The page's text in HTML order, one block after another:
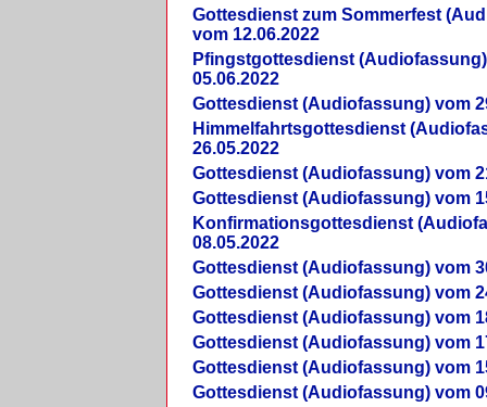
Gottesdienst zum Sommerfest
vom 12.06.2022
Pfingstgottesdienst
05.06.2022
Gottesdienst (Audiofassung) vom
Himmelfahrtsgottesdienst
26.05.2022
Gottesdienst (Audiofassung) vom
Gottesdienst (Audiofassung) vom
Konfirmationsgottesdienst
08.05.2022
Gottesdienst (Audiofassung) vom
Gottesdienst (Audiofassung) vom
Gottesdienst (Audiofassung) vom
Gottesdienst (Audiofassung) vom
Gottesdienst (Audiofassung) vom
Gottesdienst (Audiofassung) vom